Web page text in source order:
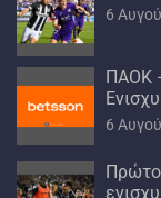
6
ΠΑΟΚ
6
Πρώτο